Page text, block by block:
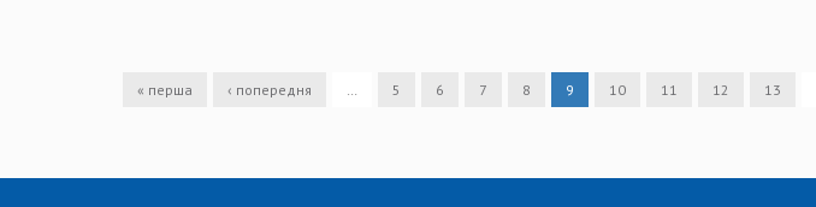
« перша ‹ попередня … 5 6 7 8 9 10 11 12 13